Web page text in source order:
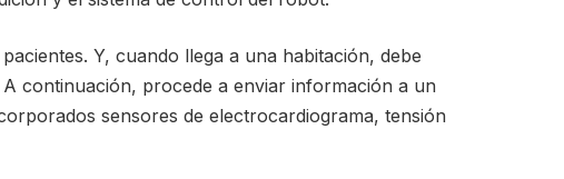
Y, cuando llega a una habitación, debe
continuación, procede a enviar información a un
sensores de electrocardiograma, tensión